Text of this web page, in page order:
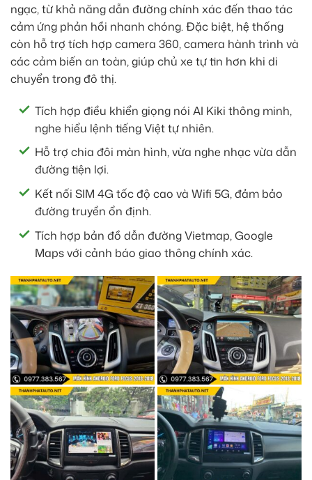
ngạc, từ khả năng dẫn đường chính xác đến thao tác
cảm ứng phản hồi nhanh chóng. Đặc biệt, hệ thống
còn hỗ trợ tích hợp camera 360, camera hành trình và
các cảm biến an toàn, giúp chủ xe tự tin hơn khi di
chuyển trong đô thị.
Tích hợp điều khiển giọng nói AI Kiki thông minh,
nghe hiểu lệnh tiếng Việt tự nhiên.
Hỗ trợ chia đôi màn hình, vừa nghe nhạc vừa dẫn
đường tiện lợi.
Kết nối SIM 4G tốc độ cao và Wifi 5G, đảm bảo
đường truyền ổn định.
Tích hợp bản đồ dẫn đường Vietmap, Google
Maps với cảnh báo giao thông chính xác.